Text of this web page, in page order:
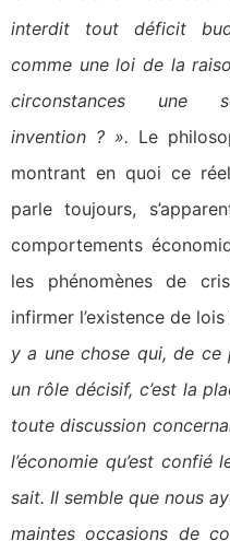
interdit tout déficit
comme une loi de la
circonstances une
invention ? ». Le
montrant en quoi ce
parle toujours,
comportements
les phénomènes de
infirmer l’existence de
y a une chose qui, de ce
un rôle décisif, c’est la
toute discussion
l’économie qu’est confié
sait. Il semble que nous
maintes occasions de